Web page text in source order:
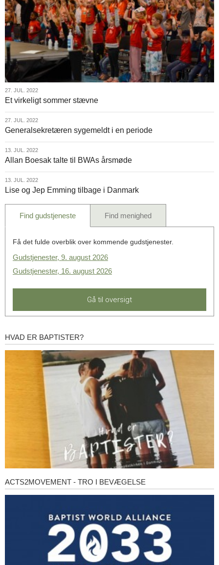
27.
jul.
2022
27. JUL. 2022
Et virkeligt sommer stævne
27.
jul.
2022
27. JUL. 2022
Generalsekretæren sygemeldt i en periode
13.
jul.
2022
13. JUL. 2022
Allan Boesak talte til BWAs årsmøde
13.
jul.
2022
13. JUL. 2022
Lise og Jep Emming tilbage i Danmark
Find gudstjeneste Find menighed
Få det fulde overblik over kommende gudstjenester.
Gudstjenester, 9. august 2026
Gudstjenester, 16. august 2026
Gå til oversigt
Hvad
er
HVAD ER BAPTISTER?
Acts2Movement
-
ACTS2MOVEMENT - TRO I BEVÆGELSE